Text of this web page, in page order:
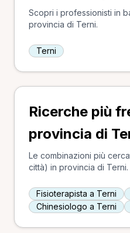
Scopri i professionisti in
provincia di Terni.
Terni
Ricerche più
provincia di
Le combinazioni più
città) in provincia di Terni.
Fisioterapista a Terni
Chinesiologo a Terni